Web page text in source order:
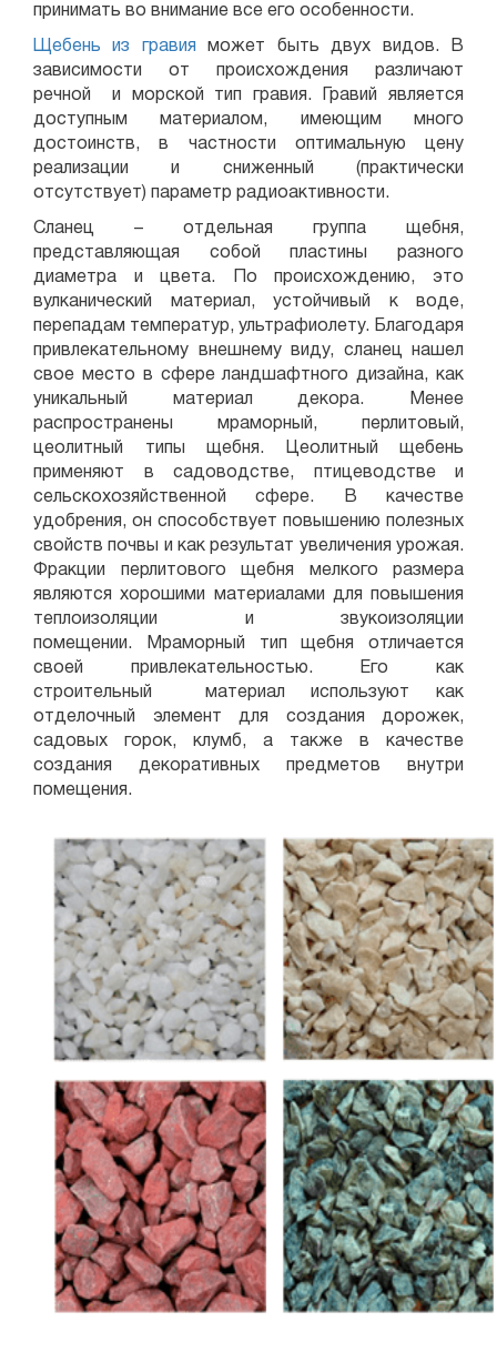
принимать во внимание все его особенности.
Щебень из гравия
может быть двух видов. В
зависимости от происхождения различают
речной и морской тип гравия. Гравий является
доступным материалом, имеющим много
достоинств, в частности оптимальную цену
реализации и сниженный (практически
отсутствует) параметр радиоактивности.
Сланец – отдельная группа щебня,
представляющая собой пластины разного
диаметра и цвета. По происхождению, это
вулканический материал, устойчивый к воде,
перепадам температур, ультрафиолету. Благодаря
привлекательному внешнему виду, сланец нашел
свое место в сфере ландшафтного дизайна, как
уникальный материал декора. Менее
распространены мраморный, перлитовый,
цеолитный типы щебня. Цеолитный щебень
применяют в садоводстве, птицеводстве и
сельскохозяйственной сфере. В качестве
удобрения, он способствует повышению полезных
свойств почвы и как результат увеличения урожая.
Фракции перлитового щебня мелкого размера
являются хорошими материалами для повышения
теплоизоляции и звукоизоляции
помещении. Мраморный тип щебня отличается
своей привлекательностью. Его как
строительный материал используют как
отделочный элемент для создания дорожек,
садовых горок, клумб, а также в качестве
создания декоративных предметов внутри
помещения.